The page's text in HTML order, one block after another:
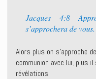
Jacques 4:8
s’approchera de vous.
Alors plus on s’approche
communion avec lui, plus
révélations.